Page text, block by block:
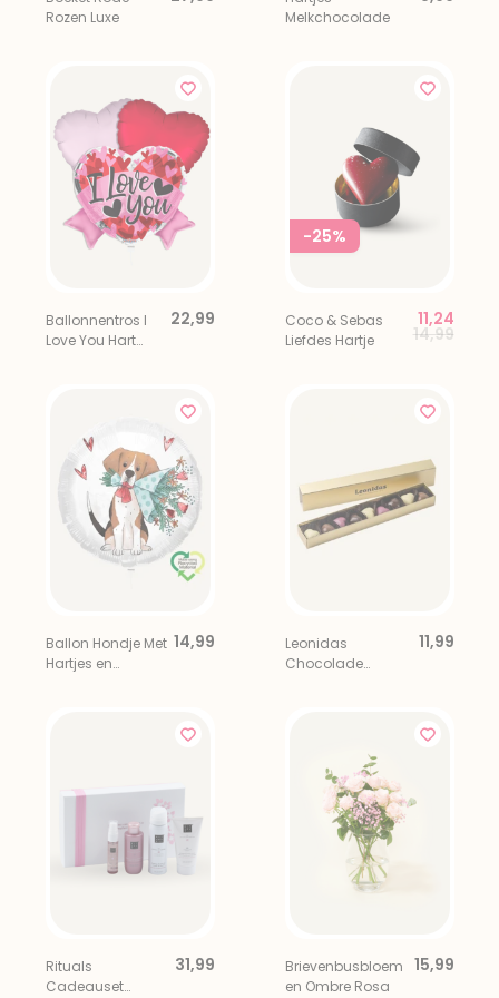
Rozen Luxe
Melkchocolade
Ballonnentros I
Love You Hart
22,99
-25%
Coco & Sebas
Liefdes Hartje
Price
14,99to
11,24
Ballon Hondje Met
Hartjes en
14,99
Leonidas
Chocolade
11,99
Rituals
Cadeauset
31,99
Brievenbusbloem
en Ombre Rosa
15,99